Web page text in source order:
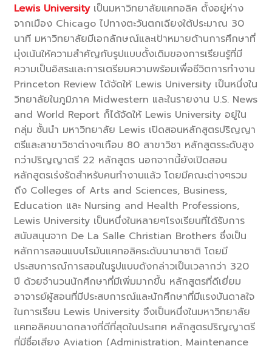
Lewis Universityเป็นมหาวิทยาลัยแคทอลิค ตั้งอยู่ห่าง
จากเมือง Chicago ไปทางตะวันตกเฉียงใต้ประมาณ 30
นาที มหาวิทยาลัยมีเอกลักษณ์และเป้าหมายด้านการศึกษาที่
มุ่งเน้นให้ความสำคัญกับรูปแบบดั้งเดิมของการเรียนรู้ที่มี
ความเป็นอิสระและการเตรียมความพร้อมเพื่อชีวิตการทำงาน
Princeton Review ได้จัดให้ Lewis University เป็นหนึ่งใน
วิทยาลัยในภูมิภาค Midwestern และในรายงาน U.S. News
and World Report ก็ได้จัดให้ Lewis University อยู่ใน
กลุ่ม ชั้นนำ มหาวิทยาลัย Lewis เปิดสอนหลักสูตรปริญญา
ตรีและสาขาวิชาต่างๆเกือบ 80 สาขาวิชา หลักสูตรระดับสูง
กว่าปริญญาตรี 22 หลักสูตร นอกจากนี้ยังเปิดสอน
หลักสูตรเร่งรัดสำหรับคนทำงานแล้ว โดยมีคณะต่างๆรวม
ถึง Colleges of Arts and Sciences, Business,
Education และ Nursing and Health Professions,
Lewis University เป็นหนึ่งในหลายๆโรงเรียนที่ได้รับการ
สนับสนุนจาก De La Salle Christian Brothers ซึ่งเป็น
หลักการสอนแบบโรมันแคทอลิคระดับนานาชาติ โดยมี
ประสบการณ์การสอนในรูปแบบดังกล่าวเป็นเวลากว่า 320
ปี ด้วยจำนวนนักศึกษาที่มีเพิ่มมากขึ้น หลักสูตรที่ดีเยี่ยม
อาจารย์ผู้สอนที่มีประสบการณ์และนักศึกษาที่มีแรงบันดาลใจ
ในการเรียน Lewis University จึงเป็นหนึ่งในมหาวิทยาลัย
แคทอลิคขนาดกลางที่ดีที่สุดในประเทศ หลักสูตรปริญญาตรี
ที่มีชื่อเสียง Aviation (Administration, Maintenance